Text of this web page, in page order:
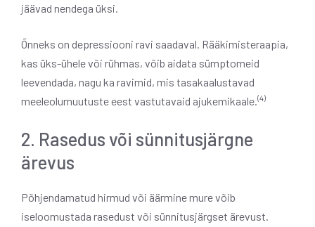
jäävad nendega üksi.
Õnneks on depressiooni ravi saadaval. Rääkimisteraapia,
kas üks-ühele või rühmas, võib aidata sümptomeid
leevendada, nagu ka ravimid, mis tasakaalustavad
meeleolumuutuste eest vastutavaid ajukemikaale. (4)
2. Rasedus või sünnitusjärgne
ärevus
Põhjendamatud hirmud või äärmine mure võib
iseloomustada rasedust või sünnitusjärgset ärevust.